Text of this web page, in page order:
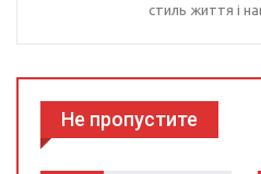
стиль життя і
Не пропустите